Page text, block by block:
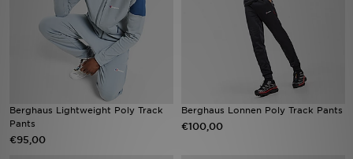
Berghaus Lightweight Poly Track
Pants
€95,00
Berghaus Lonnen Poly Track Pants
€100,00
Collecties
Voetbal
Merken